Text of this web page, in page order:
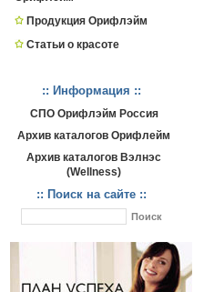
Продукция Орифлэйм
Статьи о красоте
:: Информация ::
СПО Орифлэйм Россия
Архив каталогов Орифлейм
Архив каталогов Вэлнэс
(Wellness)
:: Поиск на сайте ::